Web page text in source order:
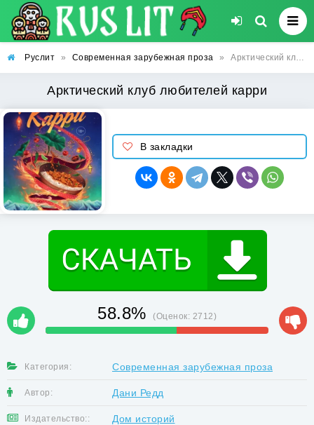
Руслит » Современная зарубежная проза » Арктический клуб любителей карри
Арктический клуб любителей карри
В закладки
58.8% (Оценок: 2712)
Категория: Современная зарубежная проза
Автор: Дани Редд
Издательство:: Дом историй